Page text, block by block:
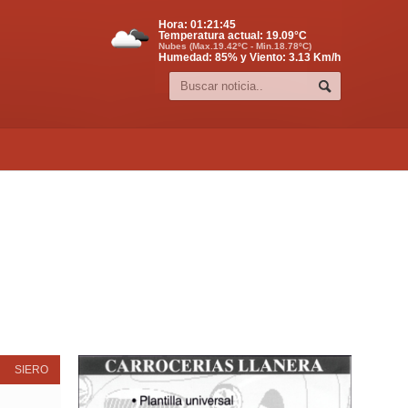
Hora: 01:21:46
Temperatura actual: 19.09°C
Nubes (Max.19.42ºC - Min.18.78ºC)
Humedad: 85% y Viento: 3.13 Km/h
SIERO